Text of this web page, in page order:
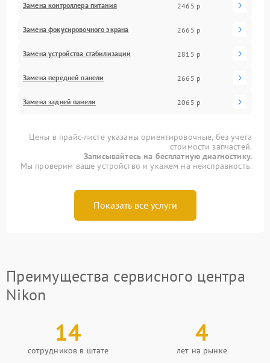
Замена контроллера питания 2465 р
Замена фокусировочного экрана 2665 р
Замена устройства стабилизации 2815 р
Замена передней панели 2665 р
Замена задней панели 2065 р
Цены в прайс-листе указаны ориентировочные, без учета
стоимости запчастей.
Записывайтесь на бесплатную диагностику.
Мы проверим ваше устройство и укажем на неисправность.
Показать все услуги
Преимущества сервисного центра
Nikon
14
сотрудников в штате
4
лет на рынке